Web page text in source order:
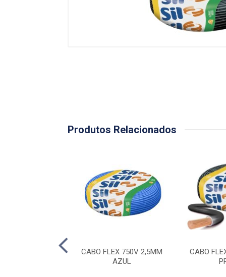
Produtos Relacionados
CABO FLEX 750V 2,5MM
AZUL
CABO